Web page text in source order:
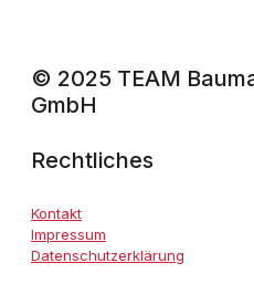
© 2025 TEAM
GmbH
Rechtliches
Kontakt
Impressum
Datenschutzerklärung